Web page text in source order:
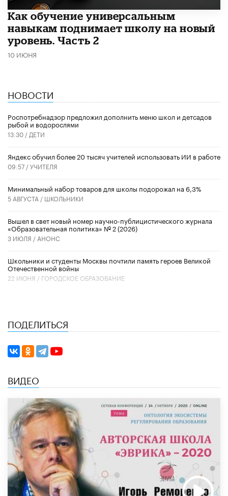
​Как обучение универсальным
навыкам поднимает школу на новый
уровень. Часть 2
10 ИЮНЯ
НОВОСТИ
Роспотребнадзор предложил дополнить меню школ и детсадов
рыбой и водорослями
13:30 / ДЕТИ
​Яндекс обучил более 20 тысяч учителей использовать ИИ в работе
09:57 /УЧИТЕЛЯ
Минимальный набор товаров для школы подорожал на 6,3%
5 АВГУСТА / ШКОЛЬНИКИ
Вышел в свет новый номер научно-публицистического журнала
«Образовательная политика» № 2 (2026)
3 ИЮЛЯ / АНОНС
Школьники и студенты Москвы почтили память героев Великой
Отечественной войны
22 ИЮНЯ / ГОРОДСКОЕ ОБРАЗОВАНИЕ
ПОДЕЛИТЬСЯ
ВИДЕО